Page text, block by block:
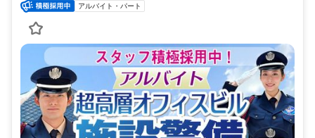
アルバイト・パート